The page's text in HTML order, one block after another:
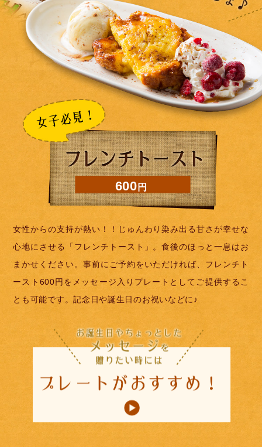
600 円
女性からの支持が熱い！！じゅんわり染み出る甘さが幸せな
心地にさせる「フレンチトースト」。食後のほっと一息はお
まかせください。事前にご予約をいただければ、フレンチト
ースト600円をメッセージ入りプレートとしてご提供するこ
とも可能です。記念日や誕生日のお祝いなどに♪